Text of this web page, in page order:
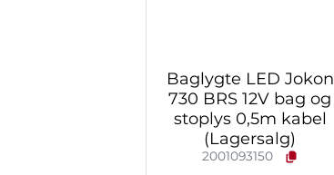
Baglygte LED Jokon
730 BRS 12V bag og
stoplys 0,5m kabel
(Lagersalg)
2001093150